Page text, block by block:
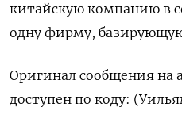
китайскую компанию в
одну фирму,
Оригинал сообщения на
доступен по коду: